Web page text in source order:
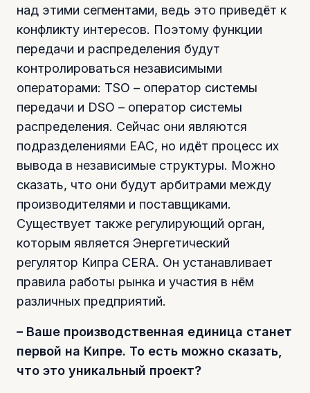
над этими сегментами, ведь это приведёт к
конфликту интересов. Поэтому функции
передачи и распределения будут
контролироваться независимыми
операторами: TSO – оператор системы
передачи и DSO – оператор системы
распределения. Сейчас они являются
подразделениями ЕАС, но идёт процесс их
вывода в независимые структуры. Можно
сказать, что они будут арбитрами между
производителями и поставщиками.
Существует также регулирующий орган,
которым является Энергетический
регулятор Кипра CERA. Он устанавливает
правила работы рынка и участия в нём
различных предприятий.
– Ваше производственная единица станет
первой на Кипре. То есть можно сказать,
что это уникальный проект?